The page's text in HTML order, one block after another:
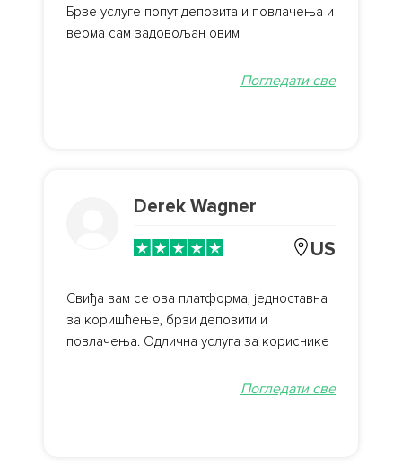
Брзе услуге попут депозита и повлачења и
веома сам задовољан овим
Погледати све
Derek Wagner
US
Свиђа вам се ова платформа, једноставна
за коришћење, брзи депозити и
повлачења. Одлична услуга за кориснике
Погледати све